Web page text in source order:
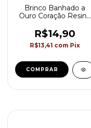
Brinco Banhado a
Ouro Coração Resina
BC2830
R$14,90
R$13,41 com Pix
COMPRAR